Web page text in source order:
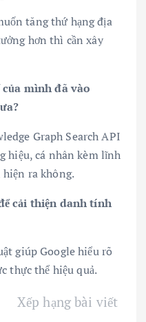
tăng thứ hạng địa
hơn thì cần xây
mình đã vào
Graph Search API
hiệu, cá nhân kèm lĩnh
ra không.
cải thiện danh tính
giúp Google hiểu rõ
thực thể hiệu quả.
Xếp hạng bài viết